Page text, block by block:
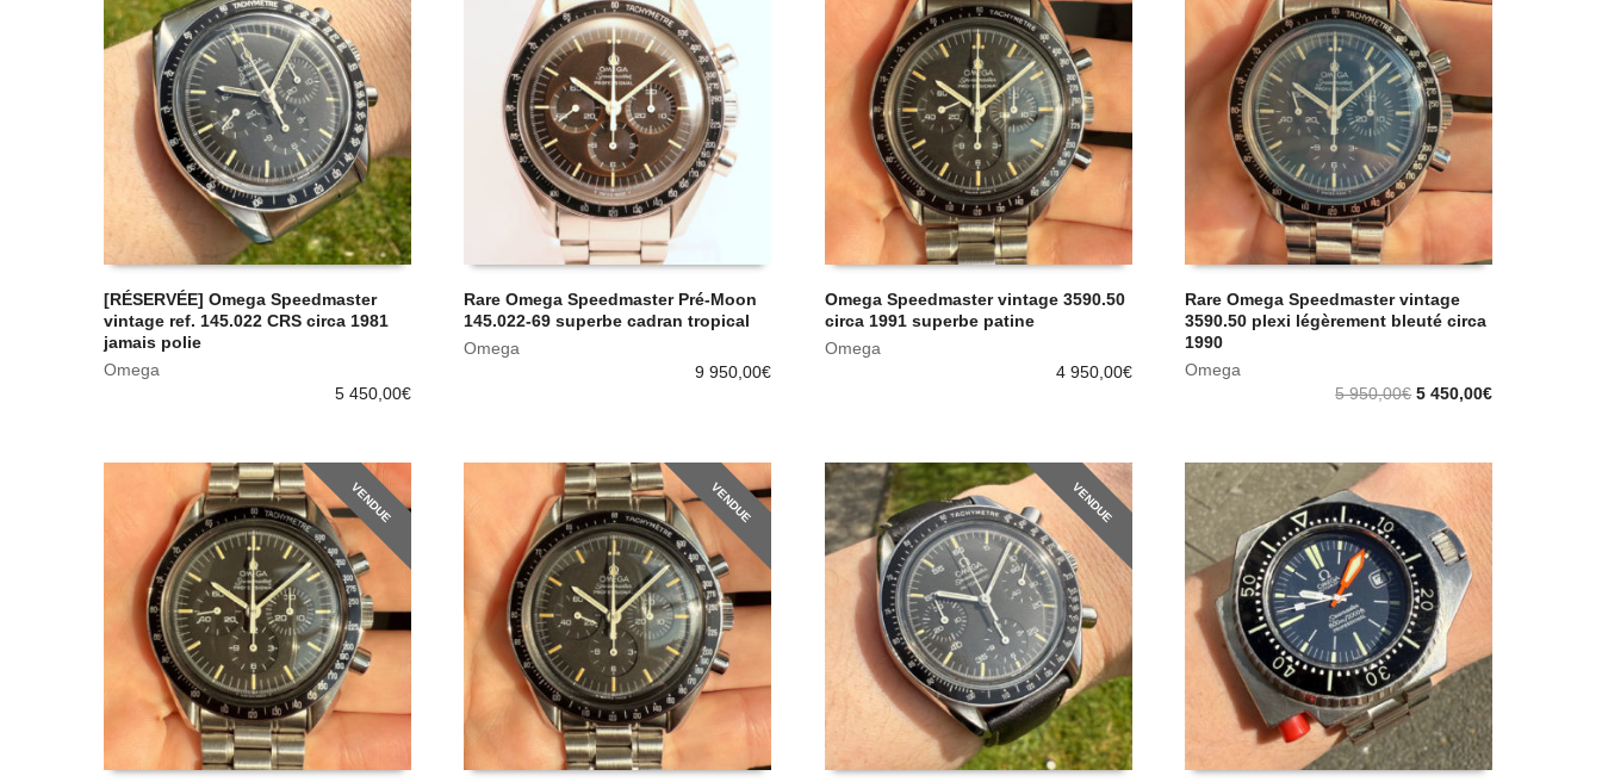
[RÉSERVÉE] Omega Speedmaster
vintage ref. 145.022 CRS circa 1981
jamais polie
Omega
5 450,00€
Rare Omega Speedmaster Pré-Moon
145.022-69 superbe cadran tropical
Omega
9 950,00€
Omega Speedmaster vintage 3590.50
circa 1991 superbe patine
Omega
4 950,00€
Rare Omega Speedmaster vintage
3590.50 plexi légèrement bleuté circa
1990
Omega
5 950,00€ 5 450,00€
VENDUE VENDUE VENDUE